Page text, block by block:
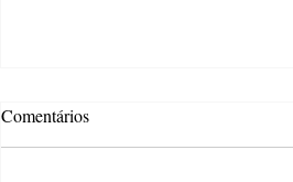
Comentários